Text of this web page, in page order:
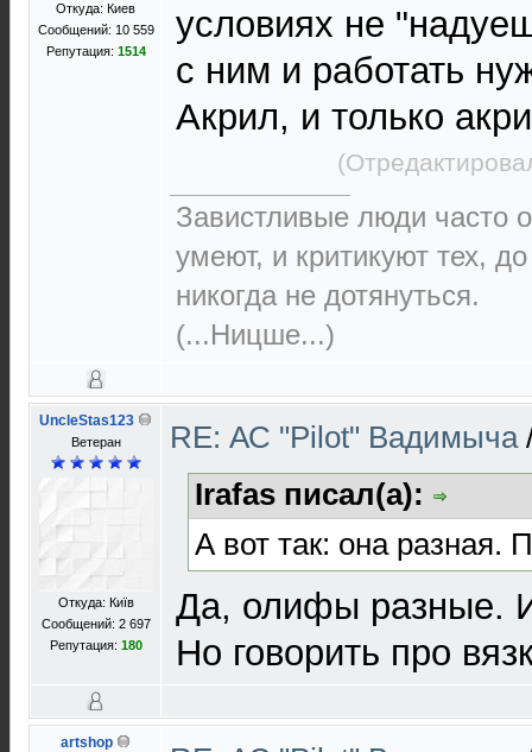
Откуда: Киев
Сообщений: 10 559
Репутация: 1514
условиях не
с ним и работать
Акрил, и только
Завистливые люди часто
умеют, и критикуют тех,
никогда не дотянуться.
(...Ницше...)
UncleStas123
Ветеран
Откуда: Київ
Сообщений: 2 697
Репутация: 180
RE: АС "Pilot" Вадимыча
Irafas писал(а):
А вот так: она разная.
Да, олифы разные.
Но говорить про
artshop